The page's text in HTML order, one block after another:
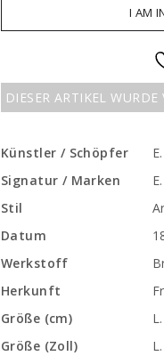
I AM
DIESER ARTIKEL WURDE
Künstler / Schöpfer
Signatur / Marken
Stil
Datum
Werkstoff
Herkunft
Größe (cm)
Größe (Zoll)